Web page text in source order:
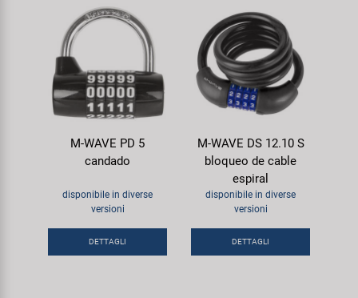
M-WAVE PD 5
candado
disponibile in diverse
versioni
DETTAGLI
M-WAVE DS 12.10 S
bloqueo de cable
espiral
disponibile in diverse
versioni
DETTAGLI